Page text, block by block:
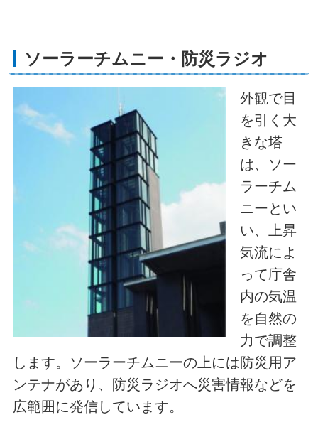
ソーラーチムニー・防災ラジオ
外観で目
を引く大
きな塔
は、ソー
ラーチム
ニーとい
い、上昇
気流によ
って庁舎
内の気温
を自然の
力で調整
します。ソーラーチムニーの上には防災用ア
ンテナがあり、防災ラジオへ災害情報などを
広範囲に発信しています。